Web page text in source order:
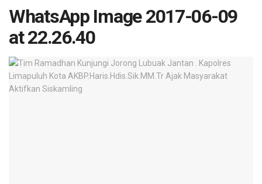
WhatsApp Image 2017-06-09
at 22.26.40